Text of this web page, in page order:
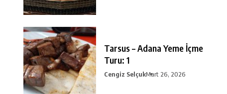
Tarsus – Adana Yeme İçme
Turu: 1
Cengiz SelçukMart 26, 2026